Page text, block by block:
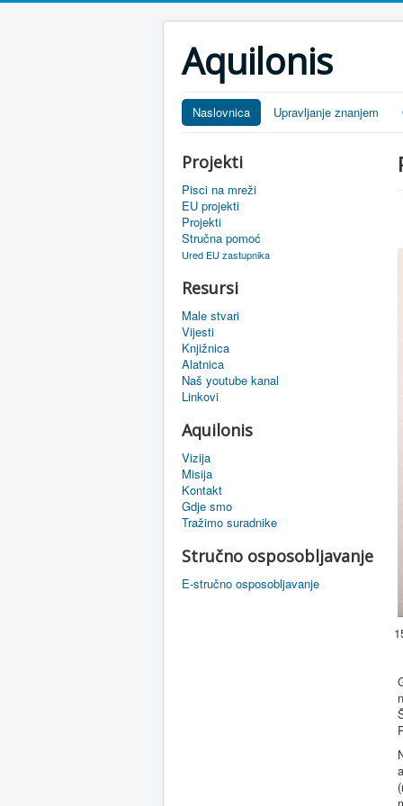
Aquilonis
Naslovnica Upravljanje znanjem
Projekti
Pisci na mreži
EU projekti
Projekti
Stručna pomoć
Ured EU zastupnika
Resursi
Male stvari
Vijesti
Knjižnica
Alatnica
Naš youtube kanal
Linkovi
Aquilonis
Vizija
Misija
Kontakt
Gdje smo
Tražimo suradnike
Stručno osposobljavanje
E-stručno osposobljavanje